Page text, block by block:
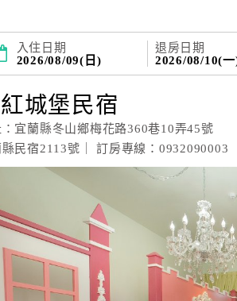
入住日期
2026/08/09(日)
退房日期
2026/08/10(
城堡民宿
宜蘭縣冬山鄉梅花路360巷10弄45號
民宿2113號｜ 訂房專線：0932090003